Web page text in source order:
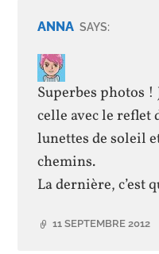
ANNA SAYS:
Superbes photos !
celle avec le reflet
lunettes de soleil
chemins.
La dernière, c’est
11 SEPTEMBRE 2012